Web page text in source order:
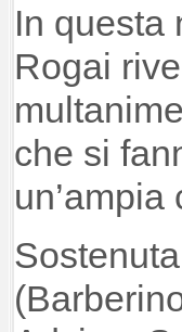
In questa
Rogai
che si